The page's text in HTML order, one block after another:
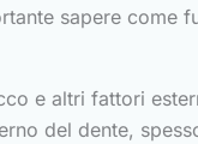
sapere come
e altri fattori
del dente,